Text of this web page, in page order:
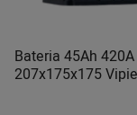
Bateria 45Ah
207x175x175